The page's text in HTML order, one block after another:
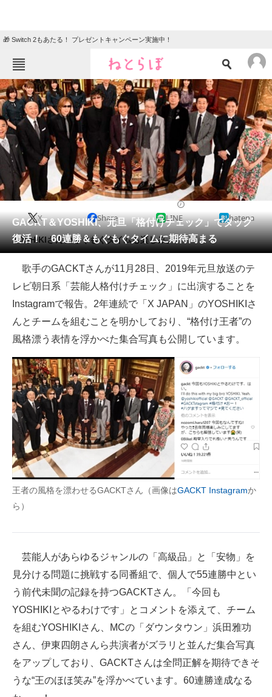
🎁 Switch 2もあたる！ プレゼントキャンペーン実施中！
ねとらぼメニュー
TOP ニュース
エンタメ クイズ
グルメ 地域
住まい 教育・育児
動物 リサーチ
会員記事
メディア
注目記事を集めた総合ページ
ITの今と未来を見通す
スマホと通信の最新トレンド
好きが集まる 比べて選べる
ビジネスと働き方のヒント
AI活用のいまが分かる
企業ITのトレンドを詳説
経営リーダーのコミュニティ
ITエンジニア向け専門サイト
企業向けIT製品の総合サイト
IT製品の技術・比較・事例
製造業のIT導入・活用を支援
モノづくり技術者専門サイト
エレクトロニクス専門サイト
GACKT＆YOSHIKI、元旦「格付けチェック」でタッグ
復活！ 60連勝＆もぐもぐタイムに期待高まる
X Share LINE hatena
YOSHIKIさんのもぐもぐタイムも楽しみ。
歌手のGACKTさんが11月28日、2019年元旦放送のテ
レビ朝日系「芸能人格付けチェック」に出演することを
Instagramで報告。2年連続で「X JAPAN」のYOSHIKIさ
んとチームを組むことを明かしており、“格付け王者”の
風格漂う表情を浮かべた集合写真も公開しています。
王者の風格を漂わせるGACKTさん（画像はGACKT Instagramか
ら）
芸能人があらゆるジャンルの「高級品」と「安物」を
見分ける問題に挑戦する同番組で、個人で55連勝中とい
う前代未聞の記録を持つGACKTさん。「今回も
YOSHIKIとやるわけです」とコメントを添えて、チーム
を組むYOSHIKIさん、MCの「ダウンタウン」浜田雅功
さん、伊東四朗さんら共演者がズラリと並んだ集合写真
をアップしており、GACKTさんは全問正解を期待できそ
うな“王のほほ笑み”を浮かべています。60連勝達成なる